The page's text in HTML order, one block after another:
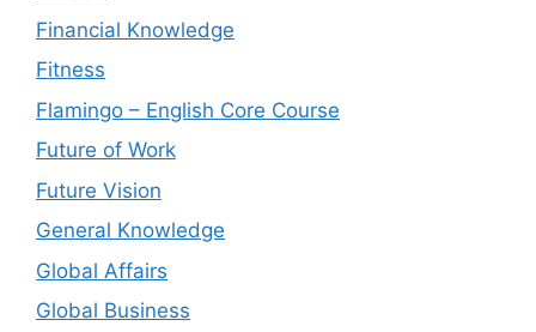
Financial Knowledge
Fitness
Flamingo – English Core Course
Future of Work
Future Vision
General Knowledge
Global Affairs
Global Business